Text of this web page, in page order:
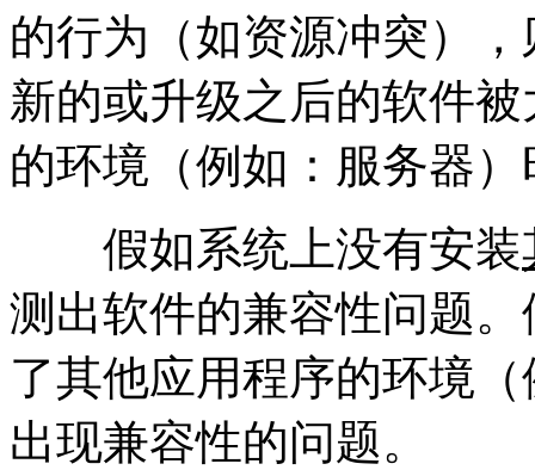
的行为（如资源冲突）
新的或升级之后的软件
的环境（例如：服务器
假如系统上没有安装
测出软件的兼容性问题
了其他应用程序的环境
出现兼容性的问题。